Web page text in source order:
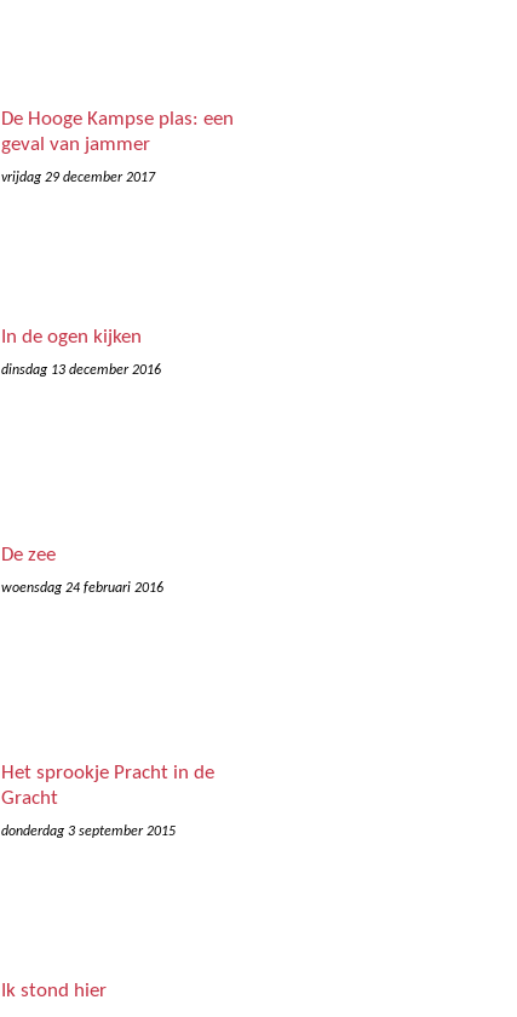
De Hooge Kampse plas: een
geval van jammer
vrijdag 29 december 2017
In de ogen kijken
dinsdag 13 december 2016
De zee
woensdag 24 februari 2016
Het sprookje Pracht in de
Gracht
donderdag 3 september 2015
Ik stond hier